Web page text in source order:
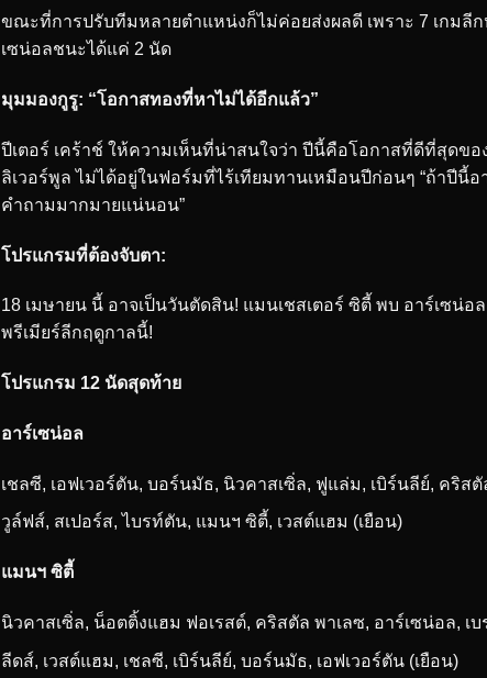
ขณะที่การปรับทีมหลายตำแหน่งก็ไม่ค่อยส่งผลดี เพราะ 7 เกมลี
เซน่อลชนะได้แค่ 2 นัด
มุมมองกูรู: “โอกาสทองที่หาไม่ได้อีกแล้ว”
ปีเตอร์ เคร้าช์ ให้ความเห็นที่น่าสนใจว่า ปีนี้คือโอกาสที่ดีที่สุดขอ
ลิเวอร์พูล ไม่ได้อยู่ในฟอร์มที่ไร้เทียมทานเหมือนปีก่อนๆ “ถ้าปีนี้
คำถามมากมายแน่นอน”
โปรแกรมที่ต้องจับตา:
18 เมษายน นี้ อาจเป็นวันตัดสิน! แมนเชสเตอร์ ซิตี้ พบ อาร์เซน่
พรีเมียร์ลีกฤดูกาลนี้!
โปรแกรม 12 นัดสุดท้าย
อาร์เซน่อล
เชลซี, เอฟเวอร์ตัน, บอร์นมัธ, นิวคาสเซิ่ล, ฟูแล่ม, เบิร์นลีย์, คริสตั
วูล์ฟส์, สเปอร์ส, ไบรท์ตัน, แมนฯ ซิตี้, เวสต์แฮม (เยือน)
แมนฯ ซิตี้
นิวคาสเซิ่ล, น็อตติ้งแฮม ฟอเรสต์, คริสตัล พาเลซ, อาร์เซน่อล, เ
ลีดส์, เวสต์แฮม, เชลซี, เบิร์นลีย์, บอร์นมัธ, เอฟเวอร์ตัน (เยือน)